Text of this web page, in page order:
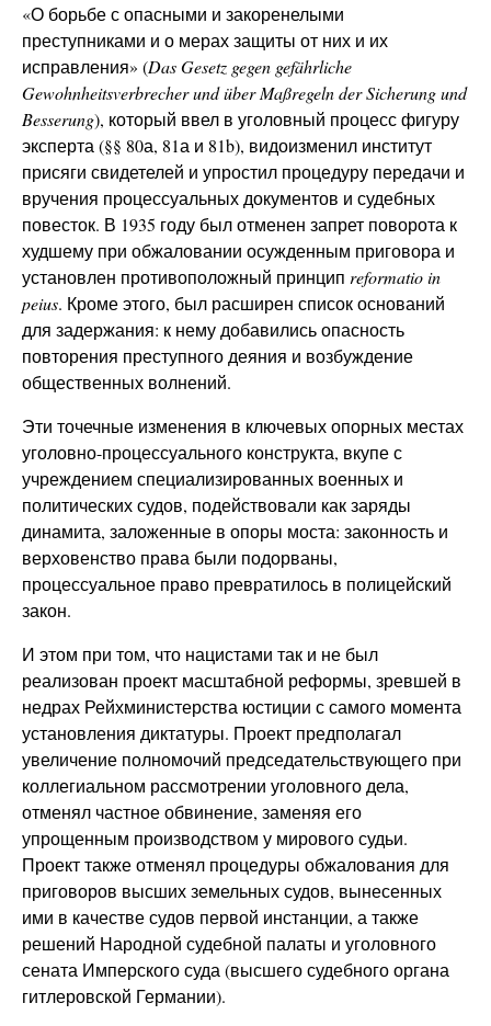
«О борьбе с опасными и закоренелыми
преступниками и о мерах защиты от них и их
исправления» (Das Gesetz gegen gefährliche
Gewohnheitsverbrecher und über Maßregeln der Sicherung und
Besserung), который ввел в уголовный процесс фигуру
эксперта (§§ 80а, 81а и 81b), видоизменил институт
присяги свидетелей и упростил процедуру передачи и
вручения процессуальных документов и судебных
повесток. В 1935 году был отменен запрет поворота к
худшему при обжаловании осужденным приговора и
установлен противоположный принцип reformatioin
peius. Кроме этого, был расширен список оснований
для задержания: к нему добавились опасность
повторения преступного деяния и возбуждение
общественных волнений.
Эти точечные изменения в ключевых опорных местах
уголовно-процессуального конструкта, вкупе с
учреждением специализированных военных и
политических судов, подействовали как заряды
динамита, заложенные в опоры моста: законность и
верховенство права были подорваны,
процессуальное право превратилось в полицейский
закон.
И этом при том, что нацистами так и не был
реализован проект масштабной реформы, зревшей в
недрах Рейхминистерства юстиции с самого момента
установления диктатуры. Проект предполагал
увеличение полномочий председательствующего при
коллегиальном рассмотрении уголовного дела,
отменял частное обвинение, заменяя его
упрощенным производством у мирового судьи.
Проект также отменял процедуры обжалования для
приговоров высших земельных судов, вынесенных
ими в качестве судов первой инстанции, а также
решений Народной судебной палаты и уголовного
сената Имперского суда (высшего судебного органа
гитлеровской Германии).